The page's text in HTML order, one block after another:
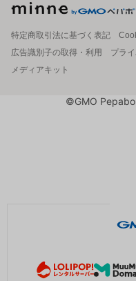
特定商取引法に基づく表記
広告識別子の取得・利用
プラ
メディアキット
©GMO